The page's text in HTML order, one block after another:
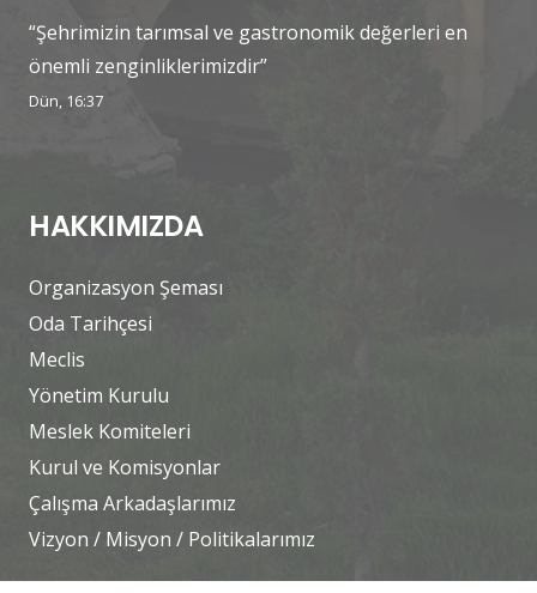
“Şehrimizin tarımsal ve gastronomik değerleri en
önemli zenginliklerimizdir”
Dün, 16:37
HAKKIMIZDA
Organizasyon Şeması
Oda Tarihçesi
Meclis
Yönetim Kurulu
Meslek Komiteleri
Kurul ve Komisyonlar
Çalışma Arkadaşlarımız
Vizyon / Misyon / Politikalarımız